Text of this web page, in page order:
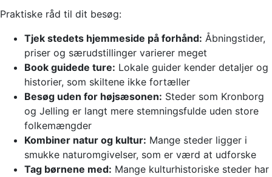
Praktiske råd til dit besøg:
Tjek stedets hjemmeside på forhånd: Åbningstider,
priser og særudstillinger varierer meget
Book guidede ture: Lokale guider kender detaljer og
historier, som skiltene ikke fortæller
Besøg uden for højsæsonen: Steder som Kronborg
og Jelling er langt mere stemningsfulde uden store
folkemængder
Kombiner natur og kultur: Mange steder ligger i
smukke naturomgivelser, som er værd at udforske
Tag børnene med: Mange kulturhistoriske steder har